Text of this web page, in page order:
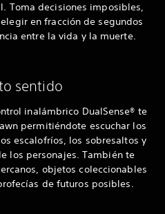
Toma decisiones imposibles,
en fracción de segundos
entre la vida y la muerte.
sentido
inalámbrico DualSense® te
permitiéndote escuchar los
escalofríos, los sobresaltos y
los personajes. También te
objetos coleccionables
de futuros posibles.